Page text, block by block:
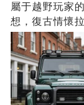
屬于越野玩家
想，復古情懷